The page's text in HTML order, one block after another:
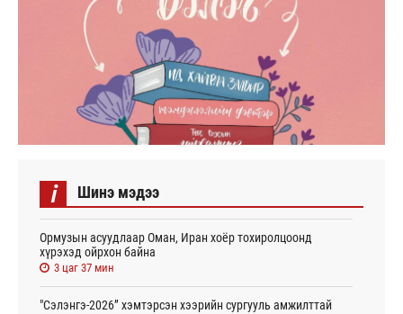
i Шинэ мэдээ
Ормузын асуудлаар Оман, Иран хоёр тохиролцоонд
хүрэхэд ойрхон байна
3 цаг 37 мин
"Сэлэнгэ-2026” хэмтэрсэн хээрийн сургууль амжилттай